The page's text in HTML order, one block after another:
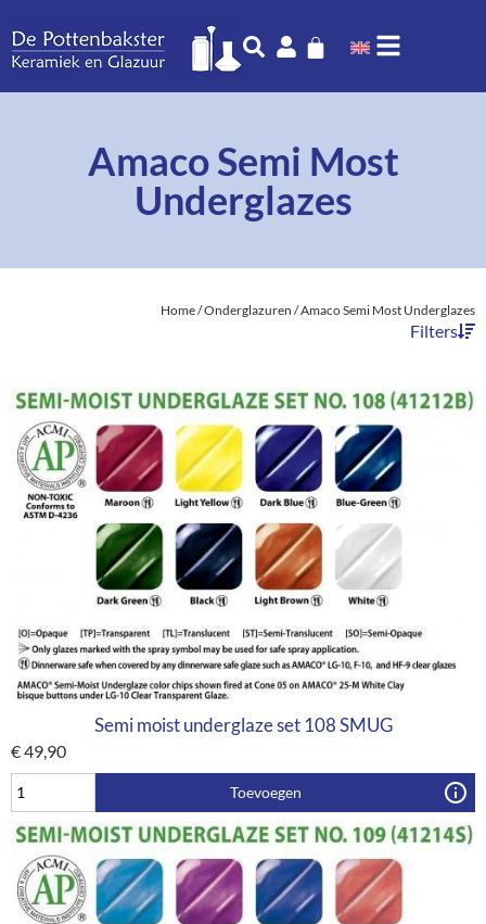
Amaco Semi Most
Underglazes
Home/Onderglazuren / Amaco Semi Most Underglazes
Filters
Semi moist underglaze set 108 SMUG
€49,90
Toevoegen